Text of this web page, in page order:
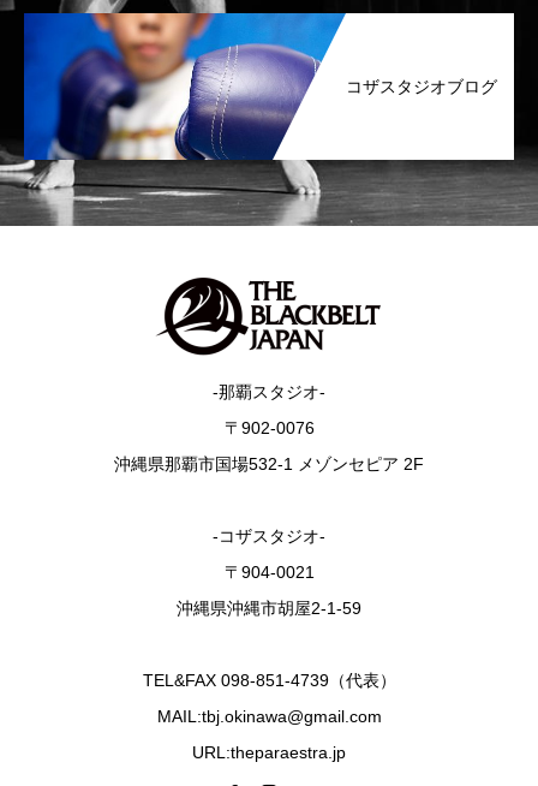
コザスタジオブログ
-那覇スタジオ-
〒902-0076
沖縄県那覇市国場532-1 メゾンセピア 2F
-コザスタジオ-
〒904-0021
沖縄県沖縄市胡屋2-1-59
TEL&FAX 098-851-4739（代表）
MAIL:tbj.okinawa@gmail.com
URL:theparaestra.jp